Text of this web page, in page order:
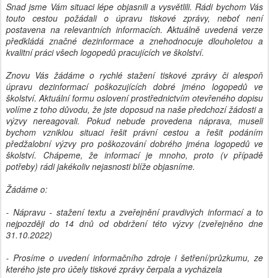
Snad jsme Vám situaci lépe objasnili a vysvětlili. Rádi bychom Vás
touto cestou požádali o úpravu tiskové zprávy, neboť není
postavena na relevantních informacích. Aktuálně uvedená verze
předkládá značné dezinformace a znehodnocuje dlouholetou a
kvalitní práci všech logopedů pracujících ve školství.
Znovu Vás žádáme o rychlé stažení tiskové zprávy či alespoň
úpravu dezinformací poškozujících dobré jméno logopedů ve
školství. Aktuální formu oslovení prostřednictvím otevřeného dopisu
volíme z toho důvodu, že jste doposud na naše předchozí žádosti a
výzvy nereagovali. Pokud nebude provedena náprava, museli
bychom vzniklou situaci řešit právní cestou a řešit podáním
předžalobní výzvy pro poškozování dobrého jména logopedů ve
školství. Chápeme, že informací je mnoho, proto (v případě
potřeby) rádi jakékoliv nejasnosti blíže objasníme.
Žádáme o:
- Nápravu - stažení textu a zveřejnění pravdivých informací a to
nejpozději do 14 dnů od obdržení této výzvy (zveřejněno dne
31.10.2022)
- Prosíme o uvedení informačního zdroje i šetření/průzkumu, ze
kterého jste pro účely tiskové zprávy čerpala a vycházela